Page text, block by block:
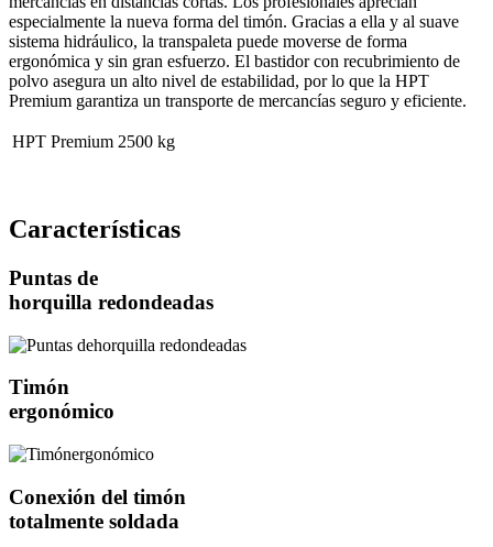
especialmente la nueva forma del timón. Gracias a ella y al suave
sistema hidráulico, la transpaleta puede moverse de forma
ergonómica y sin gran esfuerzo. El bastidor con recubrimiento de
polvo asegura un alto nivel de estabilidad, por lo que la HPT
Premium garantiza un transporte de mercancías seguro y eficiente.
HPT Premium 2500 kg
Características
Puntas de
horquilla redondeadas
Timón
ergonómico
Conexión del timón
totalmente soldada